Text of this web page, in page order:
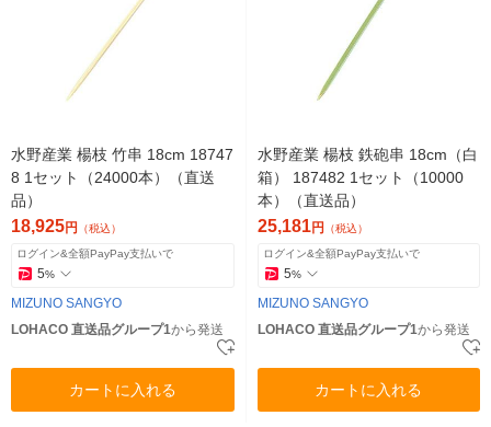
水野産業 楊枝 竹串 18cm 18747
8 1セット（24000本）（直送
品）
18,925円 （税込）
ログイン&全額PayPay支払いで
5%
MIZUNO SANGYO
LOHACO 直送品グループ1から発送
カートに入れる
水野産業 楊枝 鉄砲串 18cm（白
箱） 187482 1セット（10000
本）（直送品）
25,181円 （税込）
ログイン&全額PayPay支払いで
5%
MIZUNO SANGYO
LOHACO 直送品グループ1から発送
カートに入れる